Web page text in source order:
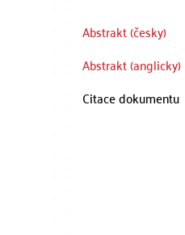
Abstrakt (česky)
Abstrakt (anglicky)
Citace dokumentu